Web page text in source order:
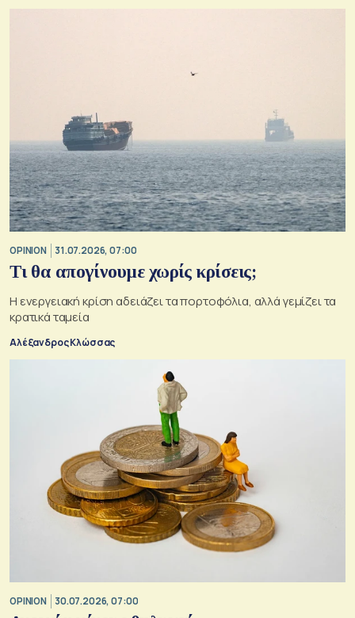
OPINION 31.07.2026, 07:00
Τι θα απογίνουμε χωρίς κρίσεις;
Η ενεργειακή κρίση αδειάζει τα πορτοφόλια, αλλά γεμίζει τα
κρατικά ταμεία
Αλέξανδρος Κλώσσας
OPINION 30.07.2026, 07:00